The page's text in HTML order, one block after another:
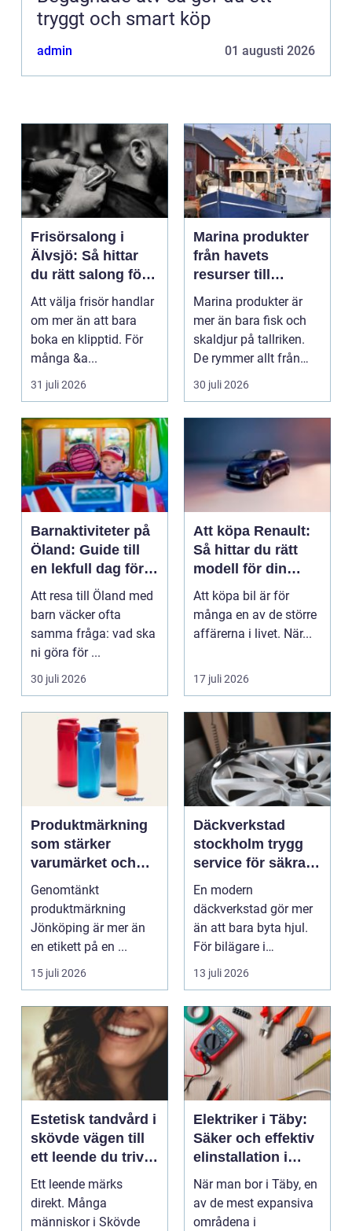
tryggt och smart köp
admin 01 augusti 2026
Frisörsalong i
Älvsjö: Så hittar
du rätt salong för
din stil och vardag
Att välja frisör handlar
om mer än att bara
boka en klipptid. För
många &a...
31 juli 2026
Marina produkter
från havets
resurser till
hållbara
upplevelser
Marina produkter är
mer än bara fisk och
skaldjur på tallriken.
De rymmer allt från
mat och hälsa ti...
30 juli 2026
Barnaktiviteter på
Öland: Guide till
en lekfull dag för
hela familjen
Att resa till Öland med
barn väcker ofta
samma fråga: vad ska
ni göra för ...
30 juli 2026
Att köpa Renault:
Så hittar du rätt
modell för din
vardag
Att köpa bil är för
många en av de större
affärerna i livet. När...
17 juli 2026
Produktmärkning
som stärker
varumärket och
förenklar vardagen
Genomtänkt
produktmärkning
Jönköping är mer än
en etikett på en ...
15 juli 2026
Däckverkstad
stockholm trygg
service för säkra
mil året runt
En modern
däckverkstad gör mer
än att bara byta hjul.
För bilägare i
Stockholm handlar
valet av däck...
13 juli 2026
Estetisk tandvård i
skövde vägen till
ett leende du trivs
med
Ett leende märks
direkt. Många
människor i Skövde
Elektriker i Täby:
Säker och effektiv
elinstallation i
norrort
När man bor i Täby, en
av de mest expansiva
områdena i